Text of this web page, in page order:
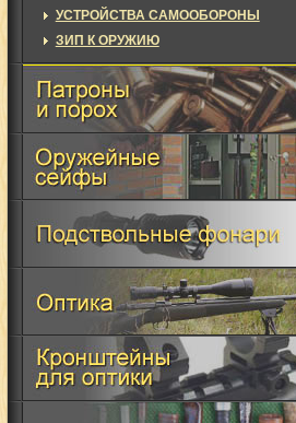
УСТРОЙСТВА САМООБОРОНЫ
ЗИП К ОРУЖИЮ